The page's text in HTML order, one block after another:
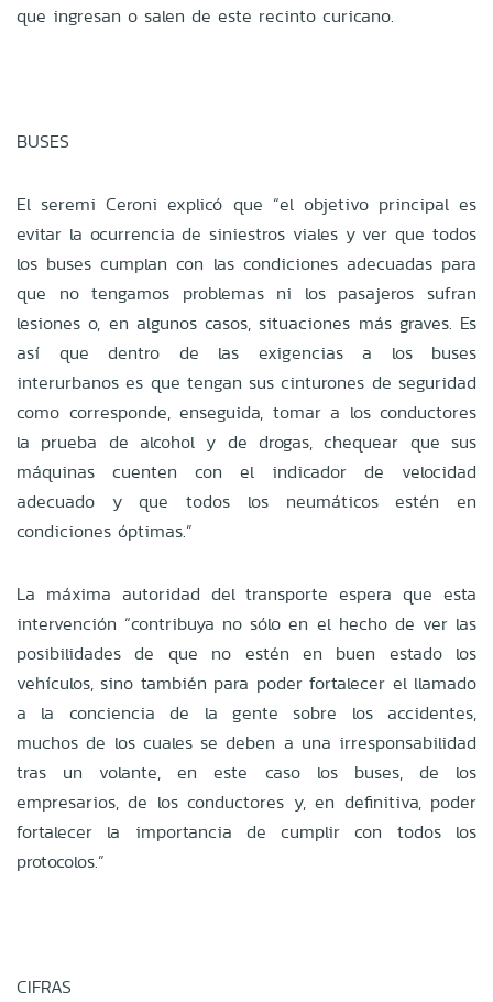
que ingresan o salen de este recinto curicano.
BUSES
El seremi Ceroni explicó que “el objetivo principal es
evitar la ocurrencia de siniestros viales y ver que todos
los buses cumplan con las condiciones adecuadas para
que no tengamos problemas ni los pasajeros sufran
lesiones o, en algunos casos, situaciones más graves. Es
así que dentro de las exigencias a los buses
interurbanos es que tengan sus cinturones de seguridad
como corresponde, enseguida, tomar a los conductores
la prueba de alcohol y de drogas, chequear que sus
máquinas cuenten con el indicador de velocidad
adecuado y que todos los neumáticos estén en
condiciones óptimas.”
La máxima autoridad del transporte espera que esta
intervención “contribuya no sólo en el hecho de ver las
posibilidades de que no estén en buen estado los
vehículos, sino también para poder fortalecer el ­llamado
a la conciencia de la gente sobre los accidentes,
muchos de los cuales se deben a una irresponsabilidad
tras un volante, en este caso los buses, de los
empresarios, de los conductores y, en definitiva, poder
fortalecer la importancia de cumplir con todos los
protocolos.”
CIFRAS